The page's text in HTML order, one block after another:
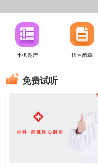
手机题库 招生简章
免费试听